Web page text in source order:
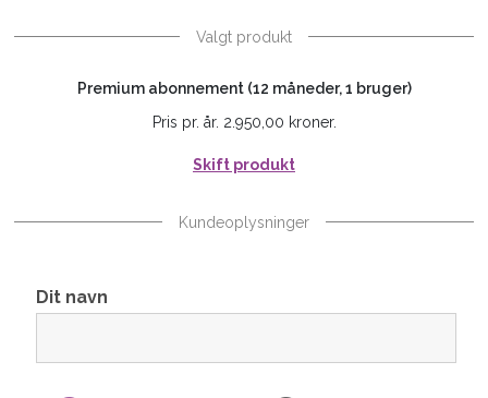
Valgt produkt
Premium abonnement (12 måneder, 1 bruger)
Pris pr. år. 2.950,00 kroner.
Skift produkt
Kundeoplysninger
Dit navn